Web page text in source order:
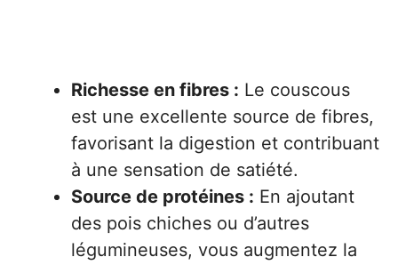
Richesse en fibres : Le couscous
est une excellente source de fibres,
favorisant la digestion et contribuant
à une sensation de satiété.
Source de protéines : En ajoutant
des pois chiches ou d’autres
légumineuses, vous augmentez la